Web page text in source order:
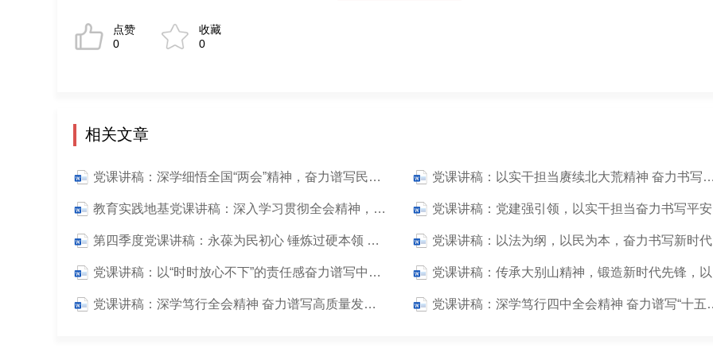
点赞
0
收藏
0
相关文章
党课讲稿：深学细悟全国“两会”精神，奋力谱写民政事业高质量发展新篇章 党课讲稿：以实干担当赓续北大荒精神 奋力书写新时代发展新篇章
教育实践地基党课讲稿：深入学习贯彻全会精神，奋力书写新时代实践育人新篇章（5000字）
第四季度党课讲稿：永葆为民初心 锤炼过硬本领 在新征程上奋力书写优异答卷
党课讲稿：以“时时放心不下”的责任感奋力谱写中国式现代化新篇章
党课讲稿：深学笃行全会精神 奋力谱写高质量发展新篇章（5200字） 党课讲稿：深学笃